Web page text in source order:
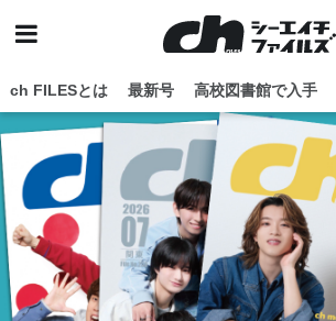
ch FILESとは 最新号 高校図書館で入手